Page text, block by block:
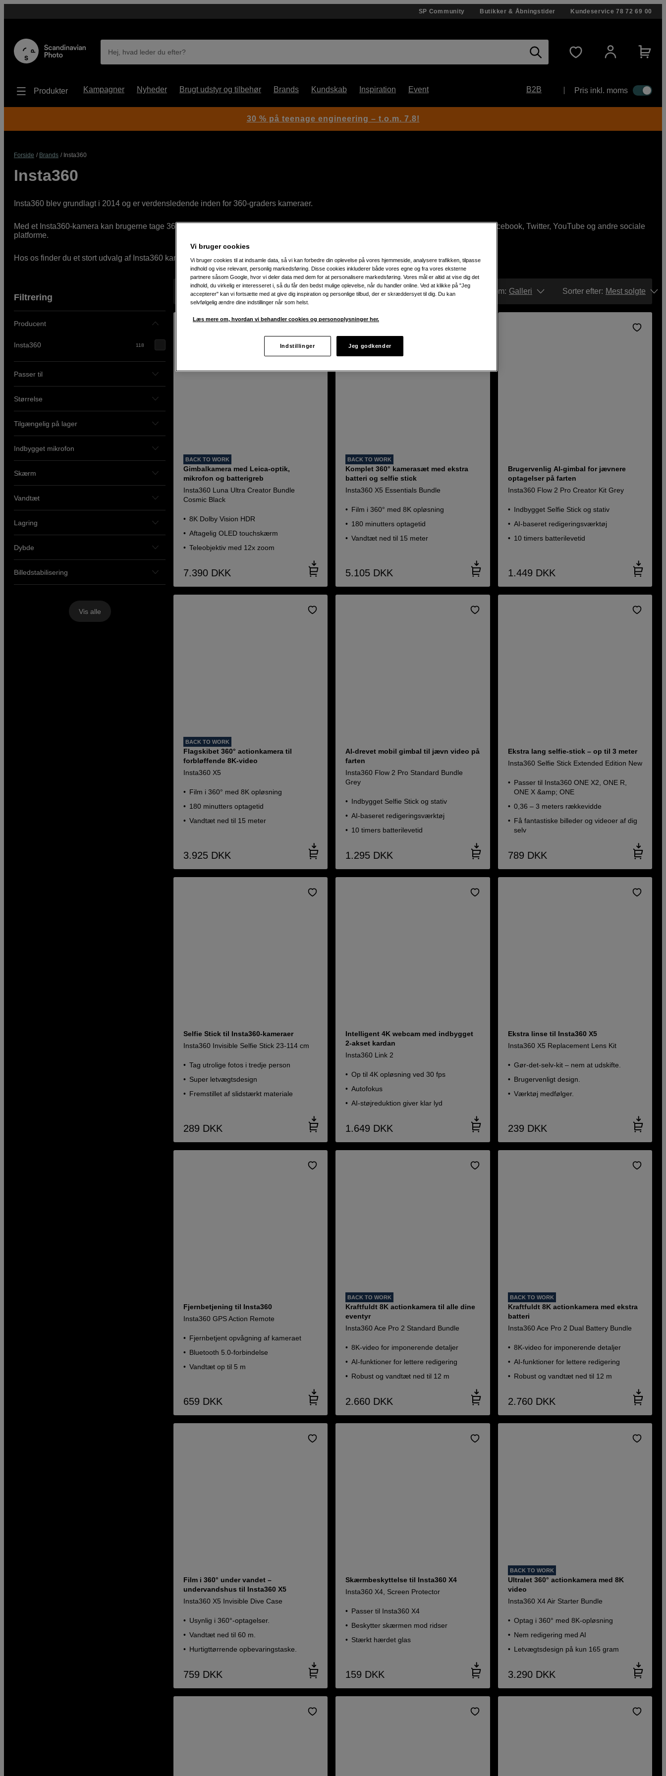
SP Community Butikker & Åbningstider Kundeservice 78 72 69 00
Hej, hvad leder du efter?
Produkter Kampagner Nyheder Brugt udstyr og tilbehør Brands Kundskab Inspiration Event B2B Pris inkl. moms
Forside Brands Insta360
Insta360
Insta360 blev grundlagt i 2014 og er verdensledende inden for 360-graders kameraer.
Med et Insta360-kamera kan brugerne tage 360-graders billeder og videoer i high definition og live-streame deres oplevelser direkte på Facebook, Twitter, YouTube og andre sociale
platforme.
Hos os finder du et stort udvalg af Insta360 kameraer og tilbehør.
Filtrering
Producent
Insta360 118
Passer til
Størrelse
Tilgængelig på lager
Indbygget mikrofon
Skærm
Vandtæt
Lagring
Dybde
Billedstabilisering
Vis alle
Viser 118 produkter Vis som: Galleri Sorter efter: Mest solgte
BACK TO WORK
Gimbalkamera med Leica-optik,
mikrofon og batterigreb
Insta360 Luna Ultra Creator Bundle
Cosmic Black
8K Dolby Vision HDR
Aftagelig OLED touchskærm
Teleobjektiv med 12x zoom
7.390 DKK
BACK TO WORK
Komplet 360° kamerasæt med ekstra
batteri og selfie stick
Insta360 X5 Essentials Bundle
Film i 360° med 8K opløsning
180 minutters optagetid
Vandtæt ned til 15 meter
5.105 DKK
Brugervenlig AI-gimbal for jævnere
optagelser på farten
Insta360 Flow 2 Pro Creator Kit Grey
Indbygget Selfie Stick og stativ
AI-baseret redigeringsværktøj
10 timers batterilevetid
1.449 DKK
BACK TO WORK
Flagskibet 360° actionkamera til
forbløffende 8K-video
Insta360 X5
Film i 360° med 8K opløsning
180 minutters optagetid
Vandtæt ned til 15 meter
3.925 DKK
AI-drevet mobil gimbal til jævn video på
farten
Insta360 Flow 2 Pro Standard Bundle
Grey
Indbygget Selfie Stick og stativ
AI-baseret redigeringsværktøj
10 timers batterilevetid
1.295 DKK
Ekstra lang selfie-stick – op til 3 meter
Insta360 Selfie Stick Extended Edition New
Passer til Insta360 ONE X2, ONE R,
ONE X &amp; ONE
0,36 – 3 meters rækkevidde
Få fantastiske billeder og videoer af dig
selv
789 DKK
Selfie Stick til Insta360-kameraer
Insta360 Invisible Selfie Stick 23-114 cm
Tag utrolige fotos i tredje person
Super letvægtsdesign
Fremstillet af slidstærkt materiale
289 DKK
Intelligent 4K webcam med indbygget
2-akset kardan
Insta360 Link 2
Op til 4K opløsning ved 30 fps
Autofokus
AI-støjreduktion giver klar lyd
1.649 DKK
Ekstra linse til Insta360 X5
Insta360 X5 Replacement Lens Kit
Gør-det-selv-kit – nem at udskifte.
Brugervenligt design.
Værktøj medfølger.
239 DKK
Fjernbetjening til Insta360
Insta360 GPS Action Remote
Fjernbetjent opvågning af kameraet
Bluetooth 5.0-forbindelse
Vandtæt op til 5 m
659 DKK
BACK TO WORK
Kraftfuldt 8K actionkamera til alle dine
eventyr
Insta360 Ace Pro 2 Standard Bundle
8K-video for imponerende detaljer
AI-funktioner for lettere redigering
Robust og vandtæt ned til 12 m
2.660 DKK
BACK TO WORK
Kraftfuldt 8K actionkamera med ekstra
batteri
Insta360 Ace Pro 2 Dual Battery Bundle
8K-video for imponerende detaljer
AI-funktioner for lettere redigering
Robust og vandtæt ned til 12 m
2.760 DKK
Film i 360° under vandet –
undervandshus til Insta360 X5
Insta360 X5 Invisible Dive Case
Usynlig i 360°-optagelser.
Vandtæt ned til 60 m.
Hurtigttørrende opbevaringstaske.
759 DKK
Skærmbeskyttelse til Insta360 X4
Insta360 X4, Screen Protector
Passer til Insta360 X4
Beskytter skærmen mod ridser
Stærkt hærdet glas
159 DKK
BACK TO WORK
Ultralet 360° actionkamera med 8K
video
Insta360 X4 Air Starter Bundle
Optag i 360° med 8K-opløsning
Nem redigering med AI
Letvægtsdesign på kun 165 gram
3.290 DKK
30 % på teenage engineering – t.o.m. 7.8!
Vi bruger cookies
Vi bruger cookies til at indsamle data, så vi kan forbedre din oplevelse på vores hjemmeside, analysere trafikken, tilpasse
indhold og vise relevant, personlig markedsføring. Disse cookies inkluderer både vores egne og fra vores eksterne
partnere såsom Google, hvor vi deler data med dem for at personalisere markedsføring. Vores mål er altid at vise dig det
indhold, du virkelig er interesseret i, så du får den bedst mulige oplevelse, når du handler online. Ved at klikke på "Jeg
accepterer" kan vi fortsætte med at give dig inspiration og personlige tilbud, der er skræddersyet til dig. Du kan
selvfølgelig ændre dine indstillinger når som helst.
Læs mere om, hvordan vi behandler cookies og personoplysninger her.
Indstillinger Jeg godkender